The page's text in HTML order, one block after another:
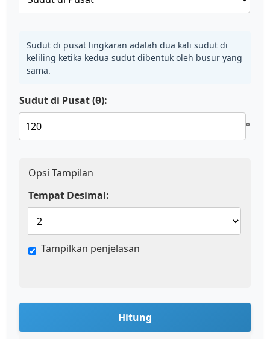
Sudut di pusat lingkaran adalah dua kali sudut di
keliling ketika kedua sudut dibentuk oleh busur yang
sama.
Sudut di Pusat (θ):
°
Opsi Tampilan
Tempat Desimal:
Tampilkan penjelasan
Hitung